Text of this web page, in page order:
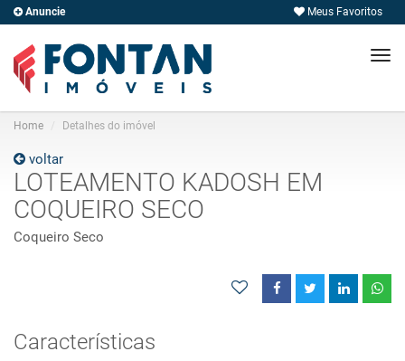
Anuncie Meus Favoritos
Home Detalhes do imóvel
voltar
LOTEAMENTO KADOSH EM
COQUEIRO SECO
Coqueiro Seco
Características